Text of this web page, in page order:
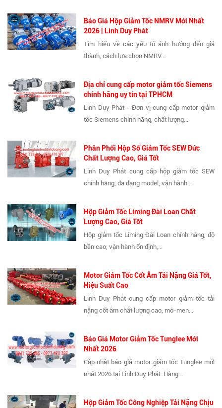
Báo Giá Hộp Giảm Tốc NMRV Mới Nhất
2026 | Linh Duy Phát
Tìm hiểu về các yếu tố ảnh hưởng đến giá
thành, cách lựa chọn NMRV...
Địa chỉ cung cấp motor giảm tốc Siemens
chính hãng uy tín tại TPHCM
Linh Duy Phát - Đơn vị cung cấp motor giảm
tốc Siemens chính hãng, chất lượng...
Phân Phối Hộp Số Giảm Tốc SEW Đức
Chất Lượng Cao, Giá Tốt
Linh Duy Phát cung cấp hộp giảm tốc SEW
chính hãng, đa dạng model, vận hành...
Hộp Giảm Tốc Liming Đài Loan Chất
Lượng Cao, Giá Tốt
Hộp giảm tốc Liming Đài Loan chính hãng, độ
bền cao, vận hành ổn định,...
Motor Giảm Tốc Cốt Âm Tải Nặng Giá Tốt,
Hiệu Suất Cao
Linh Duy Phát cung cấp motor giảm tốc tải
nặng cốt âm chất lượng cao, mô-men...
Báo Giá Motor Giảm Tốc Tunglee Mới
Nhất 2026
Cập nhật báo giá motor giảm tốc Tunglee mới
nhất 2026 tại Linh Duy Phát. Hàng...
Hộp Giảm Tốc Công Nghiệp Tải Nặng Chịu